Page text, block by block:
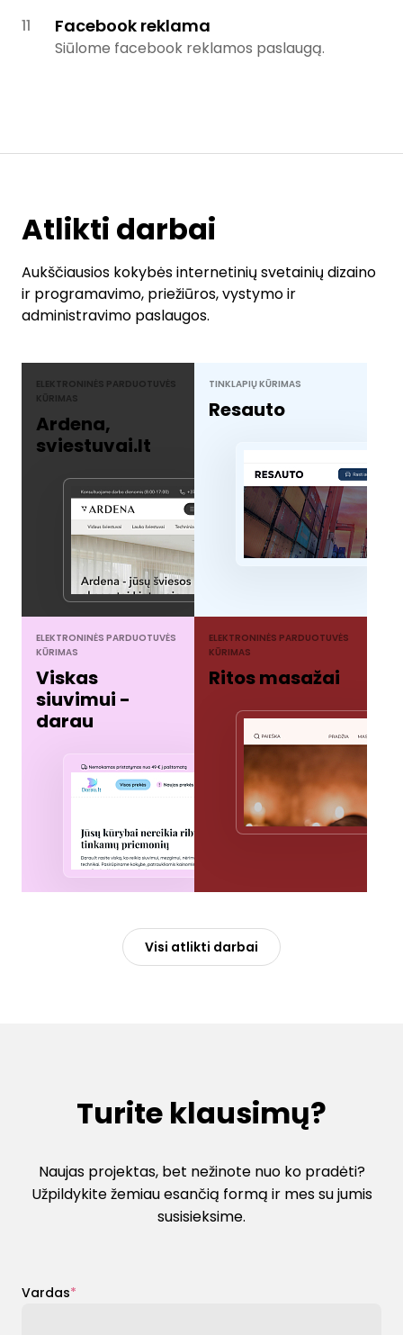
Facebook reklama
Siūlome facebook reklamos paslaugą.
Atlikti darbai
Aukščiausios kokybės internetinių svetainių dizaino
ir programavimo, priežiūros, vystymo ir
administravimo paslaugos.
ELEKTRONINĖS PARDUOTUVĖS
KŪRIMAS
Ardena,
sviestuvai.lt
TINKLAPIŲ KŪRIMAS
Resauto
ELEKTRONINĖS PARDUOTUVĖS
KŪRIMAS
Viskas
siuvimui -
darau
ELEKTRONINĖS PARDUOTUVĖS
KŪRIMAS
Ritos masažai
Visi atlikti darbai
Turite klausimų?
Naujas projektas, bet nežinote nuo ko pradėti?
Užpildykite žemiau esančią formą ir mes su jumis
susisieksime.
Vardas